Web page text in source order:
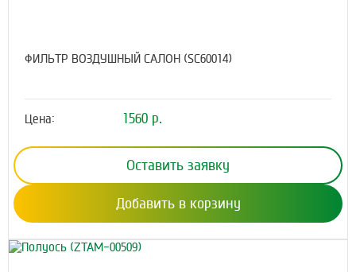
ФИЛЬТР ВОЗДУШНЫЙ САЛОН (SC60014)
Цена: 1560 р.
Оставить заявку
Добавить в корзину